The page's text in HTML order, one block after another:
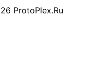
ProtoPlex.Ru